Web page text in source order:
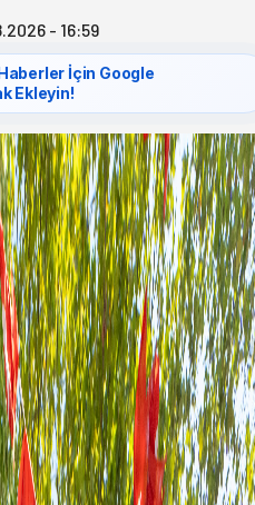
- 16:59
İçin Google
Ekleyin!